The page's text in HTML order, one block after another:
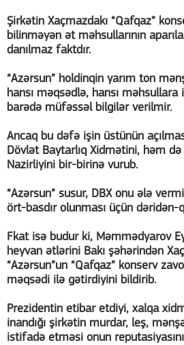
Şirkətin Xaçmazdakı “Qafqaz”
bilinməyən ət məhsullarının
danılmaz faktdır.
“Azərsun” holdinqin yarım ton
hansı məqsədlə, hansı
barədə müfəssəl bilgilər verilmir.
Ancaq bu dəfə işin üstünün
Dövlət Baytarlıq Xidmətini, həm
Nazirliyini bir-birinə vurub.
“Azərsun” susur, DBX onu ələ
ört-basdır olunması üçün dəridən-
Fkat isə budur ki, Məmmədyarov
heyvan ətlərini Bakı şəhərindən
“Azərsun”un “Qafqaz” konserv
məqsədi ilə gətirdiyini bildirib.
Prezidentin etibar etdiyi, xalqa
inandığı şirkətin murdar, leş,
istifadə etməsi onun